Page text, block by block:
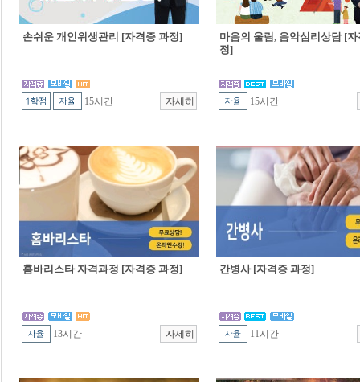
손쉬운 개인위생관리 [자격증 과정]
15시간
마음의 울림, 음악심리상담 [
정]
15시간
홈바리스타 자격과정 [자격증 과정]
13시간
간병사 [자격증 과정]
11시간